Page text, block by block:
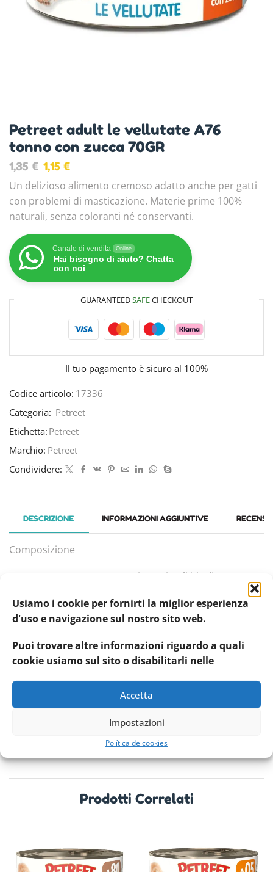
Usiamo i cookie per fornirti la miglior esperienza
d'uso e navigazione sul nostro sito web.
Puoi trovare altre informazioni riguardo a quali
cookie usiamo sul sito o disabilitarli nelle
Accetta
Impostazioni
Política de cookies
Petreet adult le vellutate A76
tonno con zucca 70GR
1,35€ 1,15 €
Un delizioso alimento cremoso adatto anche per gatti
con problemi di masticazione. Materie prime 100%
naturali, senza coloranti né conservanti.
Canale di vendita Online
Hai bisogno di aiuto? Chatta
con noi
GUARANTEEDSAFECHECKOUT
Il tuo pagamento è sicuro al 100%
Codice articolo: 17336
Categoria: Petreet
Etichetta: Petreet
Marchio: Petreet
Condividere:
DESCRIZIONE INFORMAZIONI AGGIUNTIVE
Composizione
Tonno 33%, zucca 4%, proteine animali idrolizzate,
Modalità d’uso
disposizione acqua fresca e pulita. Per l’alimentazione
di un gatto adulto, di peso medio ed in attività
normale, servire una lattina al giorno per ogni kg di
Prodotti Correlati